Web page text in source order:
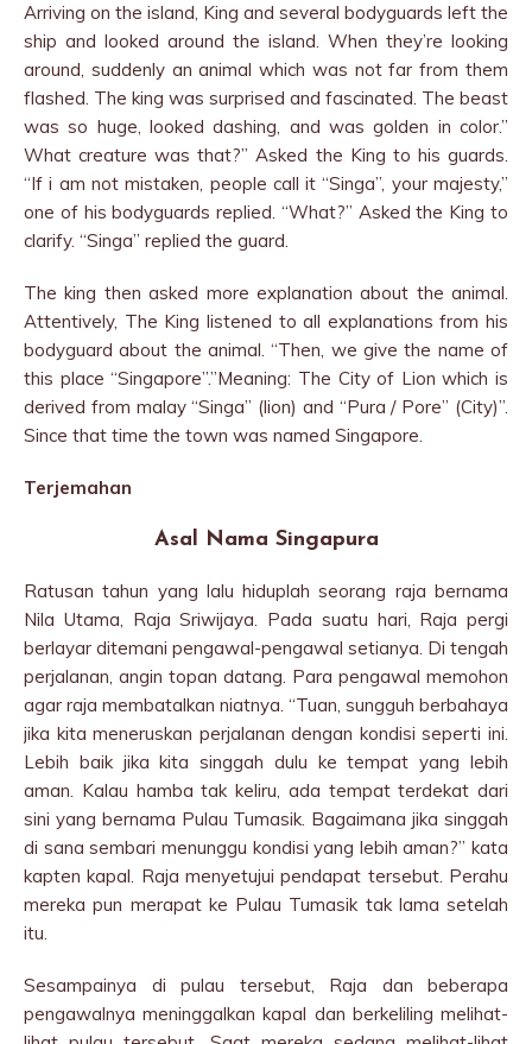
Arriving on the island, King and several bodyguards left the
ship and looked around the island. When they’re looking
around, suddenly an animal which was not far from them
flashed. The king was surprised and fascinated. The beast
was so huge, looked dashing, and was golden in color.”
What creature was that?” Asked the King to his guards.
“If i am not mistaken, people call it “Singa”, your majesty,”
one of his bodyguards replied. “What?” Asked the King to
clarify. “Singa” replied the guard.
The king then asked more explanation about the animal.
Attentively, The King listened to all explanations from his
bodyguard about the animal. “Then, we give the name of
this place “Singapore”.”Meaning: The City of Lion which is
derived from malay “Singa” (lion) and “Pura / Pore” (City)”.
Since that time the town was named Singapore.
Terjemahan
Asal Nama Singapura
Ratusan tahun yang lalu hiduplah seorang raja bernama
Nila Utama, Raja Sriwijaya. Pada suatu hari, Raja pergi
berlayar ditemani pengawal-pengawal setianya. Di tengah
perjalanan, angin topan datang. Para pengawal memohon
agar raja membatalkan niatnya. “Tuan, sungguh berbahaya
jika kita meneruskan perjalanan dengan kondisi seperti ini.
Lebih baik jika kita singgah dulu ke tempat yang lebih
aman. Kalau hamba tak keliru, ada tempat terdekat dari
sini yang bernama Pulau Tumasik. Bagaimana jika singgah
di sana sembari menunggu kondisi yang lebih aman?” kata
kapten kapal. Raja menyetujui pendapat tersebut. Perahu
mereka pun merapat ke Pulau Tumasik tak lama setelah
itu.
Sesampainya di pulau tersebut, Raja dan beberapa
pengawalnya meninggalkan kapal dan berkeliling melihat-